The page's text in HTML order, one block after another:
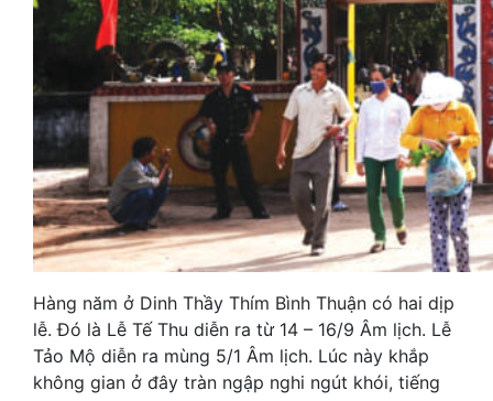
Hàng năm ở Dinh Thầy Thím Bình Thuận có hai dịp
lễ. Đó là Lễ Tế Thu diễn ra từ 14 – 16/9 Âm lịch. Lễ
Tảo Mộ diễn ra mùng 5/1 Âm lịch. Lúc này khắp
không gian ở đây tràn ngập nghi ngút khói, tiếng